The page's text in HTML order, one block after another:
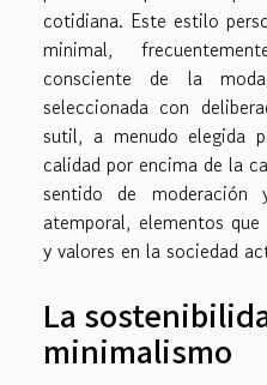
cotidiana. Este estilo
minimal,
consciente de la
seleccionada con
sutil, a menudo elegida
calidad por encima de la
sentido de
atemporal, elementos
y valores en la sociedad
La
minimalismo